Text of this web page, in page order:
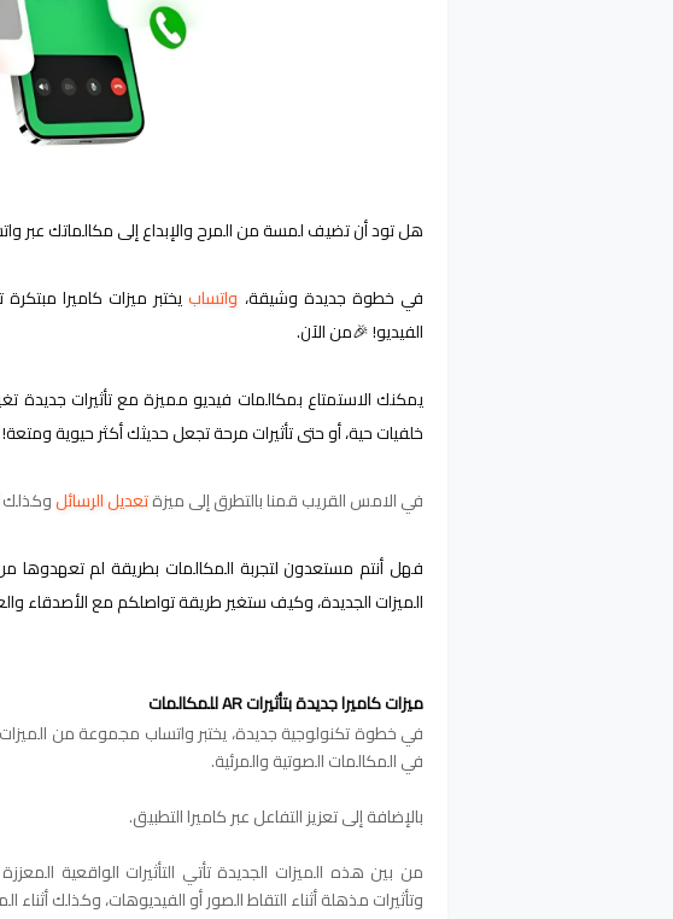
هل تود أن تضيف لمسة من المرح والإبداع إلى مكالماتك عبر
في خطوة جديدة وشيقة، واتساب
الفيديو! 🎉من الآن.
يمكنك الاستمتاع بمكالمات فيديو مميزة مع تأثيرات جديدة
خلفيات حية، أو حتى تأثيرات مرحة تجعل حديثك أكثر حيوية ومتعة!
في الامس القريب قمنا بالتطرق إلى ميزةتعديل الرسائلوكذلك
الميزات الجديدة، وكيف ستغير طريقة تواصلكم مع الأصدقاء
ميزات كاميرا جديدة بتأثيرات AR للمكالمات
في خطوة تكنولوجية جديدة، يختبر واتساب مجموعة من الميزات
في المكالمات الصوتية والمرئية.
بالإضافة إلى تعزيز التفاعل عبر كاميرا التطبيق.
وتأثيرات مذهلة أثناء التقاط الصور أو الفيديوهات، وكذلك أثناء